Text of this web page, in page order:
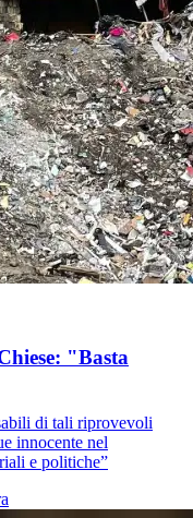
"Basta
di tali riprovevoli
innocente nel
e politiche”